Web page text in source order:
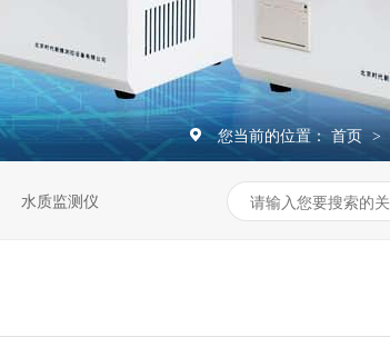
您当前的位置： 首页 >
水质监测仪